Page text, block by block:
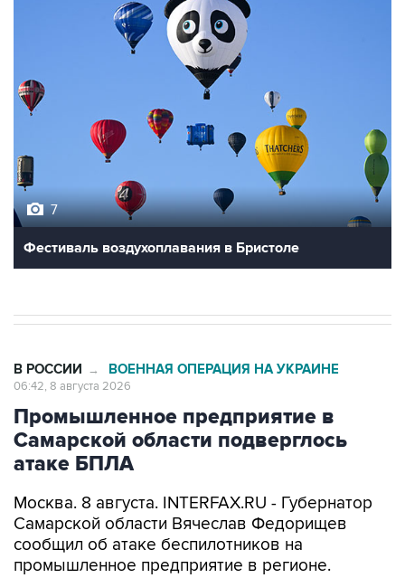
7
Фестиваль воздухоплавания в Бристоле
В РОССИИ → ВОЕННАЯ ОПЕРАЦИЯ НА УКРАИНЕ
06:42, 8 августа 2026
Промышленное предприятие в
Самарской области подверглось
атаке БПЛА
Москва. 8 августа. INTERFAX.RU - Губернатор
Самарской области Вячеслав Федорищев
сообщил об атаке беспилотников на
промышленное предприятие в регионе.